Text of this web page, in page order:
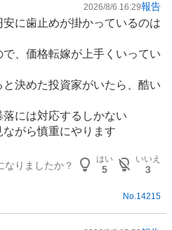
2026/8/6 16:29報告
に歯止めが掛かっているのは
、価格転嫁が上手くいってい
決めた投資家がいたら、酷い
には対応するしかない
がら慎重にやります
なりましたか？
はい
5
いいえ
3
No.14215